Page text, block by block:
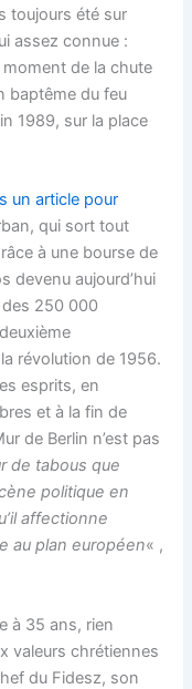
toujours été sur
assez connue :
de la chute
baptême du feu
1989, sur la place
un article pour
qui sort tout
à une bourse de
devenu aujourd’hui
250 000
révolution de 1956.
esprits, en
et à la fin de
de Berlin n’est pas
de tabous que
politique en
affectionne
au plan européen« ,
à 35 ans, rien
valeurs chrétiennes
du Fidesz, son